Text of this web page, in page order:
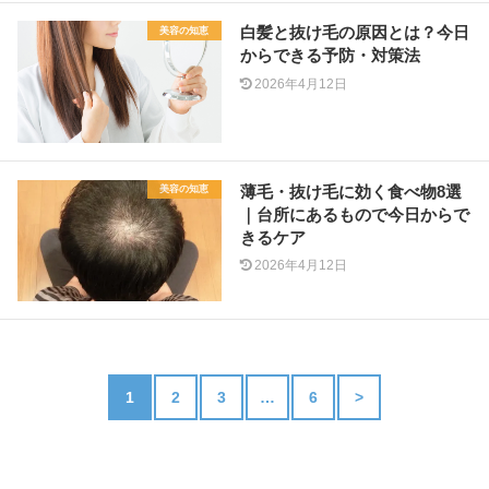
美容の知恵
白髪と抜け毛の原因とは？今日
からできる予防・対策法
2026年4月12日
美容の知恵
薄毛・抜け毛に効く食べ物8選
｜台所にあるもので今日からで
きるケア
2026年4月12日
1 2 3 … 6 >